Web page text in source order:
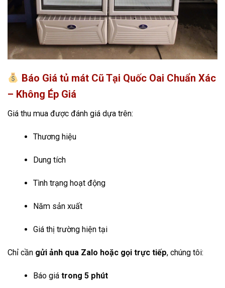
Báo Giá tủ mát Cũ Tại Quốc Oai Chuẩn Xác
– Không Ép Giá
Giá thu mua được đánh giá dựa trên:
Thương hiệu
Dung tích
Tình trạng hoạt động
Năm sản xuất
Giá thị trường hiện tại
Chỉ cần gửi ảnh qua Zalo hoặc gọi trực tiếp, chúng tôi:
Báo giá trong 5 phút